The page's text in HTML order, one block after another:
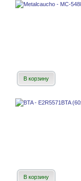
В корзину
В корзину